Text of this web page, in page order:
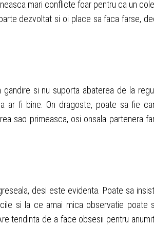
mari conflicte foar pentru ca un
dezvoltat si оi place sa faca farse,
si nu suporta abaterea de la
ar fi bine. Оn dragoste, poate sa fie
sao primeasca, оsi оnsala partenera
desi este evidenta. Poate sa
si la ce amai mica observatie poate
tendinta de a face obsesii pentru